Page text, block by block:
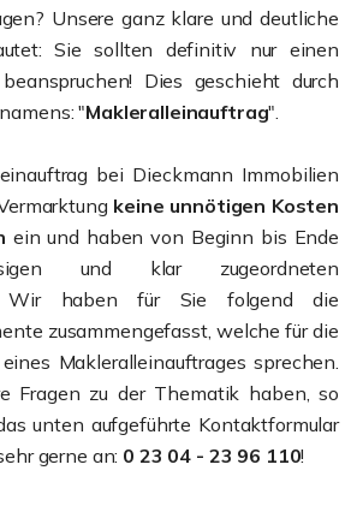
Unsere ganz klare und deutliche
Sie sollten definitiv nur einen
Dies geschieht durch
"Makleralleinauftrag".
bei Dieckmann Immobilien
keine unnötigen Kosten
ein und haben von Beginn bis Ende
und klar zugeordneten
Wir haben für Sie folgend die
zusammengefasst, welche für die
Makleralleinauftrages sprechen.
Fragen zu der Thematik haben, so
unten aufgeführte Kontaktformular
gerne an: 0 23 04 - 23 96 110!